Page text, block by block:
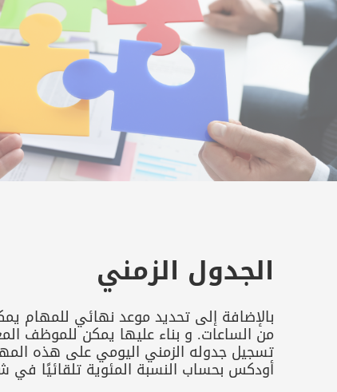
الجدول الزمني
بالإضافة إلى تحديد موعد نهائي للمهام
من الساعات. و بناء عليها يمكن للموظف
تسجيل جدوله الزمني اليومي على هذه
أودكس بحساب النسبة المئوية تلقائيًا في